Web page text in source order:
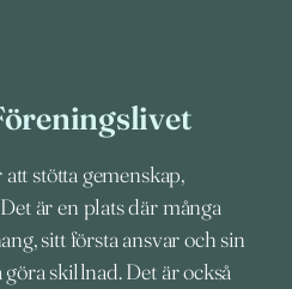
stötta gemenskap,
är en plats där många
sitt första ansvar och sin
skillnad. Det är också